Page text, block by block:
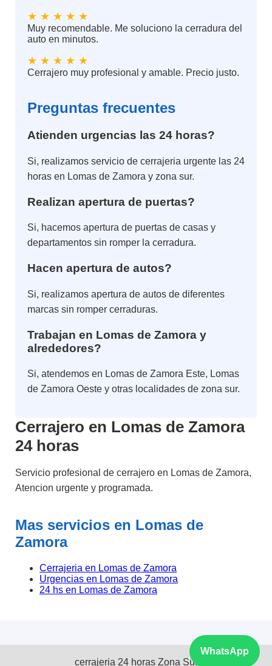
★ ★ ★ ★ ★
Muy recomendable. Me soluciono la cerradura del
auto en minutos.
★ ★ ★ ★ ★
Cerrajero muy profesional y amable. Precio justo.
Preguntas frecuentes
Atienden urgencias las 24 horas?
Si, realizamos servicio de cerrajeria urgente las 24
horas en Lomas de Zamora y zona sur.
Realizan apertura de puertas?
Si, hacemos apertura de puertas de casas y
departamentos sin romper la cerradura.
Hacen apertura de autos?
Si, realizamos apertura de autos de diferentes
marcas sin romper cerraduras.
Trabajan en Lomas de Zamora y
alrededores?
Si, atendemos en Lomas de Zamora Este, Lomas
de Zamora Oeste y otras localidades de zona sur.
Cerrajero en Lomas de Zamora
24 horas
Servicio profesional de cerrajero en Lomas de Zamora,
Atencion urgente y programada.
Mas servicios en Lomas de
Zamora
Cerrajeria en Lomas de Zamora
Urgencias en Lomas de Zamora
24 hs en Lomas de Zamora
cerrajeria 24 horas Zona Sur
WhatsApp